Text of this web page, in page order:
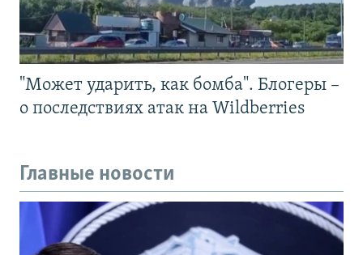
"Может ударить, как бомба". Блогеры –
о последствиях атак на Wildberries
Главные новости